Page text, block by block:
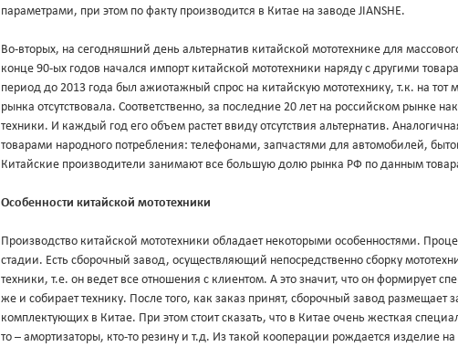
параметрами, при этом по факту производится в Китае на заводе JIANSHE.
Во-вторых, на сегодняшний день альтернатив китайской мототехнике для
конце 90-ых годов начался импорт китайской мототехники наряду с другими
период до 2013 года был ажиотажный спрос на китайскую мототехнику, т.к. на тот
рынка отсутствовала. Соответственно, за последние 20 лет на российском рынке
техники. И каждый год его объем растет ввиду отсутствия альтернатив.
товарами народного потребления: телефонами, запчастями для автомобилей,
Китайские производители занимают все большую долю рынка РФ по данным
Особенности китайской мототехники
Производство китайской мототехники обладает некоторыми особенностями.
стадии. Есть сборочный завод, осуществляющий непосредственно сборку
техники, т.е. он ведет все отношения с клиентом. А это значит, что он формирует
же и собирает технику. После того, как заказ принят, сборочный завод размещает
комплектующих в Китае. При этом стоит сказать, что в Китае очень жесткая
то – амортизаторы, кто-то резину и т.д. Из такой кооперации рождается изделие